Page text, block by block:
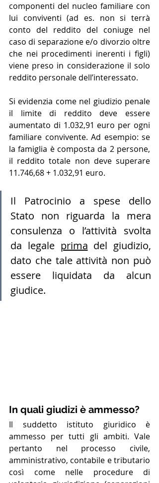
componenti del nucleo familiare con
lui conviventi (ad es. non si terrà
conto del reddito del coniuge nel
caso di separazione e/o divorzio oltre
che nei procedimenti inerenti i figli)
viene preso in considerazione il solo
reddito personale dell’interessato.
Si evidenzia come nel giudizio penale
il limite di reddito deve essere
aumentato di 1.032,91 euro per ogni
familiare convivente. Ad esempio: se
la famiglia è composta da 2 persone,
il reddito totale non deve superare
11.746,68 + 1.032,91 euro.
Il Patrocinio a spese dello
Stato non riguarda la mera
consulenza o l’attività svolta
da legale prima del giudizio,
dato che tale attività non può
essere liquidata da alcun
giudice.
In quali giudizi è ammesso?
Il suddetto istituto giuridico è
ammesso per tutti gli ambiti. Vale
pertanto nel processo civile,
amministrativo, contabile e tributario
così come nelle procedure di